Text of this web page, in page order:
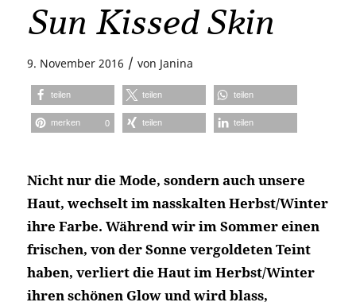
Sun Kissed Skin
9. November 2016 / von Janina
teilen teilen teilen
merken 0 teilen teilen
Nicht nur die Mode, sondern auch unsere
Haut, wechselt im nasskalten Herbst/Winter
ihre Farbe. Während wir im Sommer einen
frischen, von der Sonne vergoldeten Teint
haben, verliert die Haut im Herbst/Winter
ihren schönen Glow und wird blass,